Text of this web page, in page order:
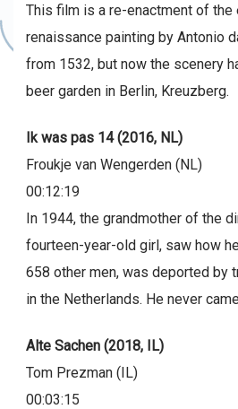
This film is a re-enactment of the
renaissance painting by Antonio
from 1532, but now the scenery
beer garden in Berlin, Kreuzberg.
Ik was pas 14 (2016, NL)
Froukje van Wengerden (NL)
00:12:19
In 1944, the grandmother of the
fourteen-year-old girl, saw how
658 other men, was deported by
in the Netherlands. He never
Alte Sachen (2018, IL)
Tom Prezman (IL)
00:03:15